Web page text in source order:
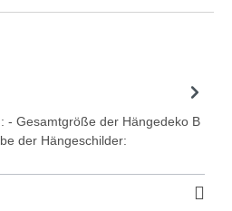
- Gesamtgröße der Hängedeko B
der Hängeschilder: